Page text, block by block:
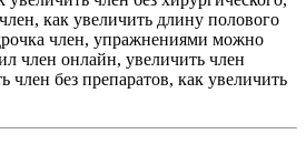
как увеличить длину полового
член, упражнениями можно
член онлайн, увеличить член
без препаратов, как увеличить